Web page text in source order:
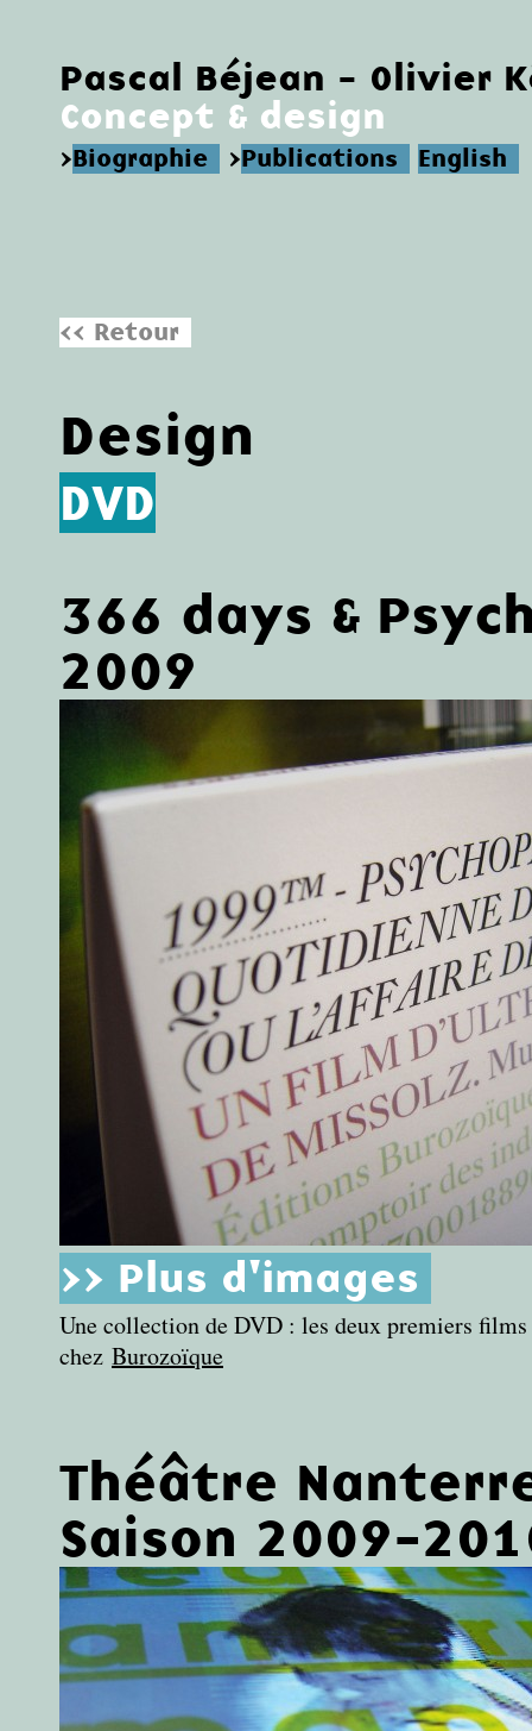
Pascal Béjean - Olivier
Concept & design
>Biographie >Publications English
<< Retour
Design
DVD
366 days &
2009
>> Plus d'images
Une collection de DVD : les deux premiers
chez Burozoïque
Théâtre
Saison 2009-